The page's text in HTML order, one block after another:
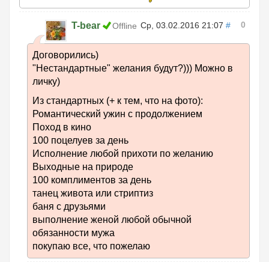
T-bear Offline Ср, 03.02.2016 21:07 # 0
Договорились)
"Нестандартные" желания будут?))) Можно в
личку)
Из стандартных (+ к тем, что на фото):
Романтический ужин с продолжением
Поход в кино
100 поцелуев за день
Исполнение любой прихоти по желанию
Выходные на природе
100 комплиментов за день
танец живота или стриптиз
баня с друзьями
выполнение женой любой обычной
обязанности мужа
покупаю все, что пожелаю